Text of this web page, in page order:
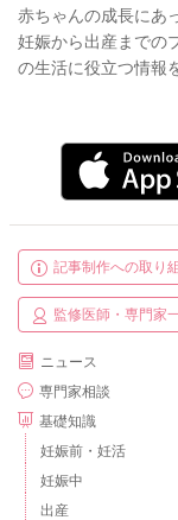
赤ちゃんの成長にあ
妊娠から出産までの
の生活に役立つ情報
記事制作への取り
監修医師・専門家
ニュース
専門家相談
基礎知識
妊娠前・妊活
妊娠中
出産